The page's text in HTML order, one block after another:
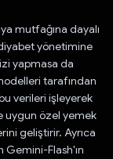
mutfağına dayalı
yönetimine
yapmasa da
tarafından
verileri işleyerek
uygun özel yemek
geliştirir. Ayrıca
Gemini-Flash'ın